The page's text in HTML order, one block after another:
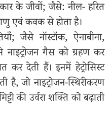
के जीवों; जैसे: नील- हरित
एवं कवक से होता है।
जैसे नॉस्टॉक, ऐनाबीना,
नाइट्रोजन गैस को ग्रहण कर
कर देती हैं। इनमें हेट्रोसिस्ट
है, जो नाइट्रोजन-स्थिरीकरण
की उर्वरा शक्ति को बढ़ाती